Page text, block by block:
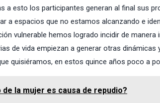
a esto los participantes generan al final sus
a espacios que no estamos alcanzando e
vulnerable hemos logrado incidir de
de vida empiezan a generar otras
quisiéramos, en estos quince años poco a
la mujer es causa de repudio?